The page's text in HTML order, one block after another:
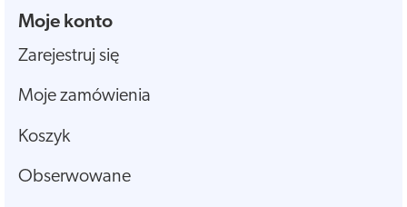
Moje konto
Zarejestruj się
Moje zamówienia
Koszyk
Obserwowane